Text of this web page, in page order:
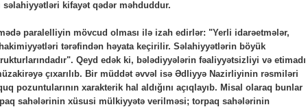
səlahiyyətləri kifayət qədər məhduddur.
paralelliyin mövcud olması ilə izah edirlər: "Yerli idarəetmələr,
tərəfindən həyata keçirilir. Səlahiyyətlərin böyük
Qeyd edək ki, bələdiyyələrin fəaliyyətsizliyi və etimadı
çıxarılıb. Bir müddət əvvəl isə Ədliyyə Nazirliyinin rəsmiləri
pozuntularının xarakterik hal aldığını açıqlayıb. Misal olaraq bunlar
sahələrinin xüsusi mülkiyyətə verilməsi; torpaq sahələrinin